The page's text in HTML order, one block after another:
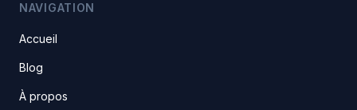
NAVIGATION
Accueil
Blog
À propos